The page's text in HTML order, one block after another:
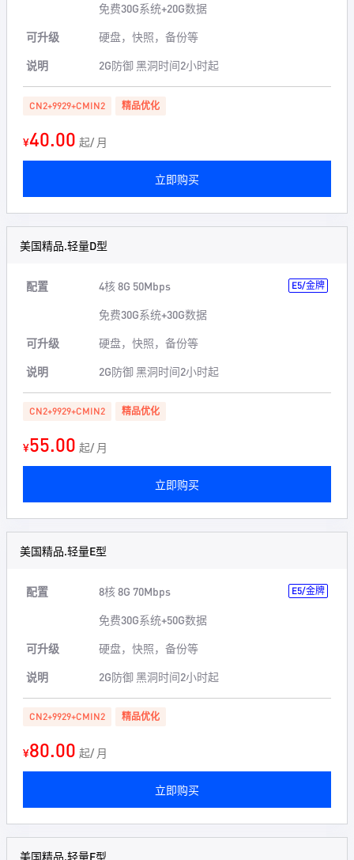
免费30G系统+20G数据
可升级
硬盘，快照，备份等
说明
2G防御 黑洞时间2小时起
CN2+9929+CMIN2 精品优化
¥40.00 起/ 月
立即购买
美国精品.轻量D型
配置 4核 8G 50Mbps E5/金牌
免费30G系统+30G数据
可升级
硬盘，快照，备份等
说明
2G防御 黑洞时间2小时起
CN2+9929+CMIN2 精品优化
¥55.00 起/ 月
立即购买
美国精品.轻量E型
配置 8核 8G 70Mbps E5/金牌
免费30G系统+50G数据
可升级
硬盘，快照，备份等
说明
2G防御 黑洞时间2小时起
CN2+9929+CMIN2 精品优化
¥80.00 起/ 月
立即购买
美国精品.轻量F型